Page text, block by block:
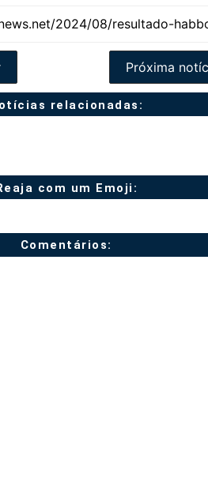
Próxima
relacionadas:
com um Emoji:
Comentários: